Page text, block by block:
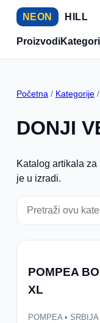
NEON HILL
Proizvodi
Početna / Kategorije/
DONJI
Katalog artikala
je u izradi.
POMPEA
XL
POMPEA • SRBIJA